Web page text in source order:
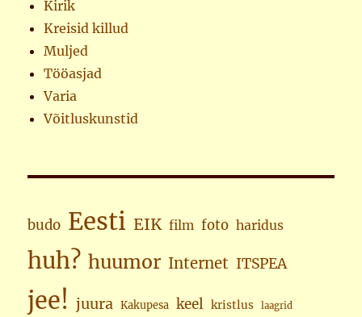
Kirik
Kreisid killud
Muljed
Tööasjad
Varia
Võitluskunstid
budo Eesti EIK film foto haridus
huh? huumor Internet ITSPEA
jee! juura Kakupesa keel kristlus laagrid